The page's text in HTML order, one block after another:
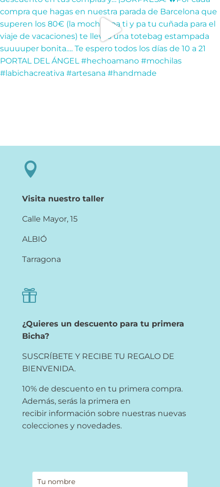

Visita nuestro taller
Calle Mayor, 15
ALBIÓ
Tarragona

¿Quieres un descuento para tu primera
Bicha?
SUSCRÍBETE Y RECIBE TU REGALO DE
BIENVENIDA.
10% de descuento en tu primera compra.
Además, serás la primera en
recibir información sobre nuestras nuevas
colecciones y novedades.